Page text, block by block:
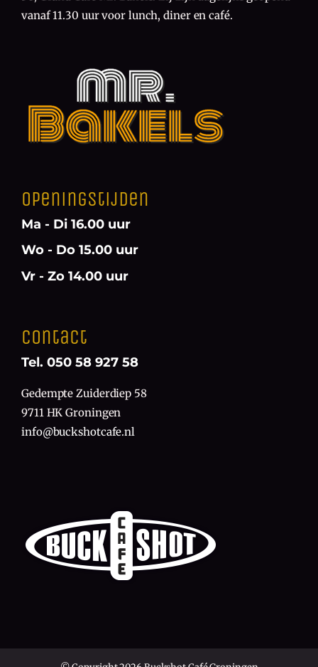
vanaf 11.30 uur voor lunch, diner en café.
Openingstijden
Ma - Di 16.00 uur
Wo - Do 15.00 uur
Vr - Zo 14.00 uur
Contact
Tel. 050 58 927 58
Gedempte Zuiderdiep 58
9711 HK Groningen
info@buckshotcafe.nl